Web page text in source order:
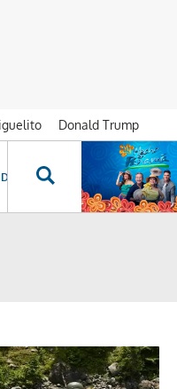
Donald Trump
ESPECIALES NOVELAS